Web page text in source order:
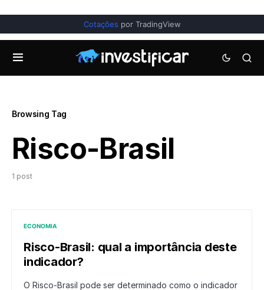
Cotações por TradingView
Browsing Tag
Risco-Brasil
1 post
ECONOMIA
Risco-Brasil: qual a importância deste
indicador?
O Risco-Brasil pode ser determinado como o indicador